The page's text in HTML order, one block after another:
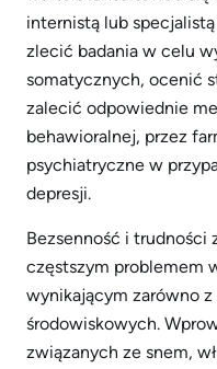
internistą lub
zlecić badania w celu
somatycznych, ocenić
zalecić odpowiednie
behawioralnej, przez
psychiatryczne w
depresji.
Bezsenność i trudności
częstszym problemem
wynikającym zarówno
środowiskowych.
związanych ze snem,